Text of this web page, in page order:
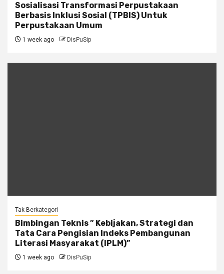
Sosialisasi Transformasi Perpustakaan
Berbasis Inklusi Sosial (TPBIS) Untuk
Perpustakaan Umum
1 week ago DisPuSip
Tak Berkategori
Bimbingan Teknis ” Kebijakan, Strategi dan
Tata Cara Pengisian Indeks Pembangunan
Literasi Masyarakat (IPLM)”
1 week ago DisPuSip